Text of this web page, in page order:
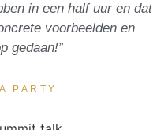
in een half uur en dat
voorbeelden en
gedaan!”
PARTY